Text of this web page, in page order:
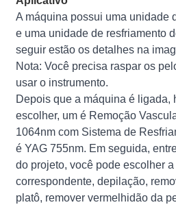
A máquina possui uma unidade
e uma unidade de resfriamento
seguir estão os detalhes na
Nota: Você precisa raspar os
usar o instrumento.
Depois que a máquina é ligada,
escolher, um é Remoção
1064nm com Sistema de
é YAG 755nm. Em seguida,
do projeto, você pode escolher
correspondente, depilação,
platô, remover vermelhidão da